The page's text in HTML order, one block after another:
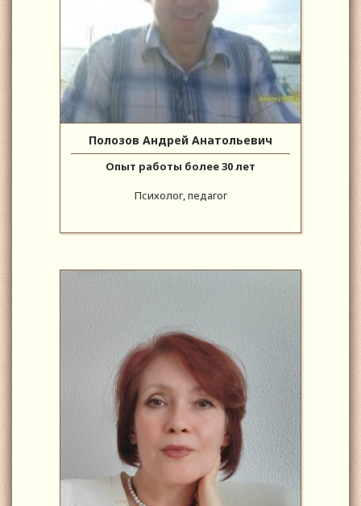
Полозов Андрей Анатольевич
Опыт работы более 30 лет
Психолог, педагог